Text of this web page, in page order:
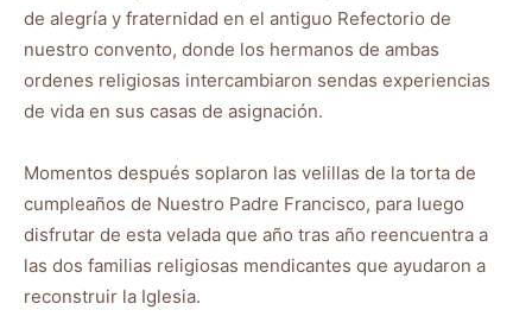
de alegría y fraternidad en el antiguo Refectorio de
nuestro convento, donde los hermanos de ambas
ordenes religiosas intercambiaron sendas experiencias
de vida en sus casas de asignación.
Momentos después soplaron las velillas de la torta de
cumpleaños de Nuestro Padre Francisco, para luego
disfrutar de esta velada que año tras año reencuentra a
las dos familias religiosas mendicantes que ayudaron a
reconstruir la Iglesia.